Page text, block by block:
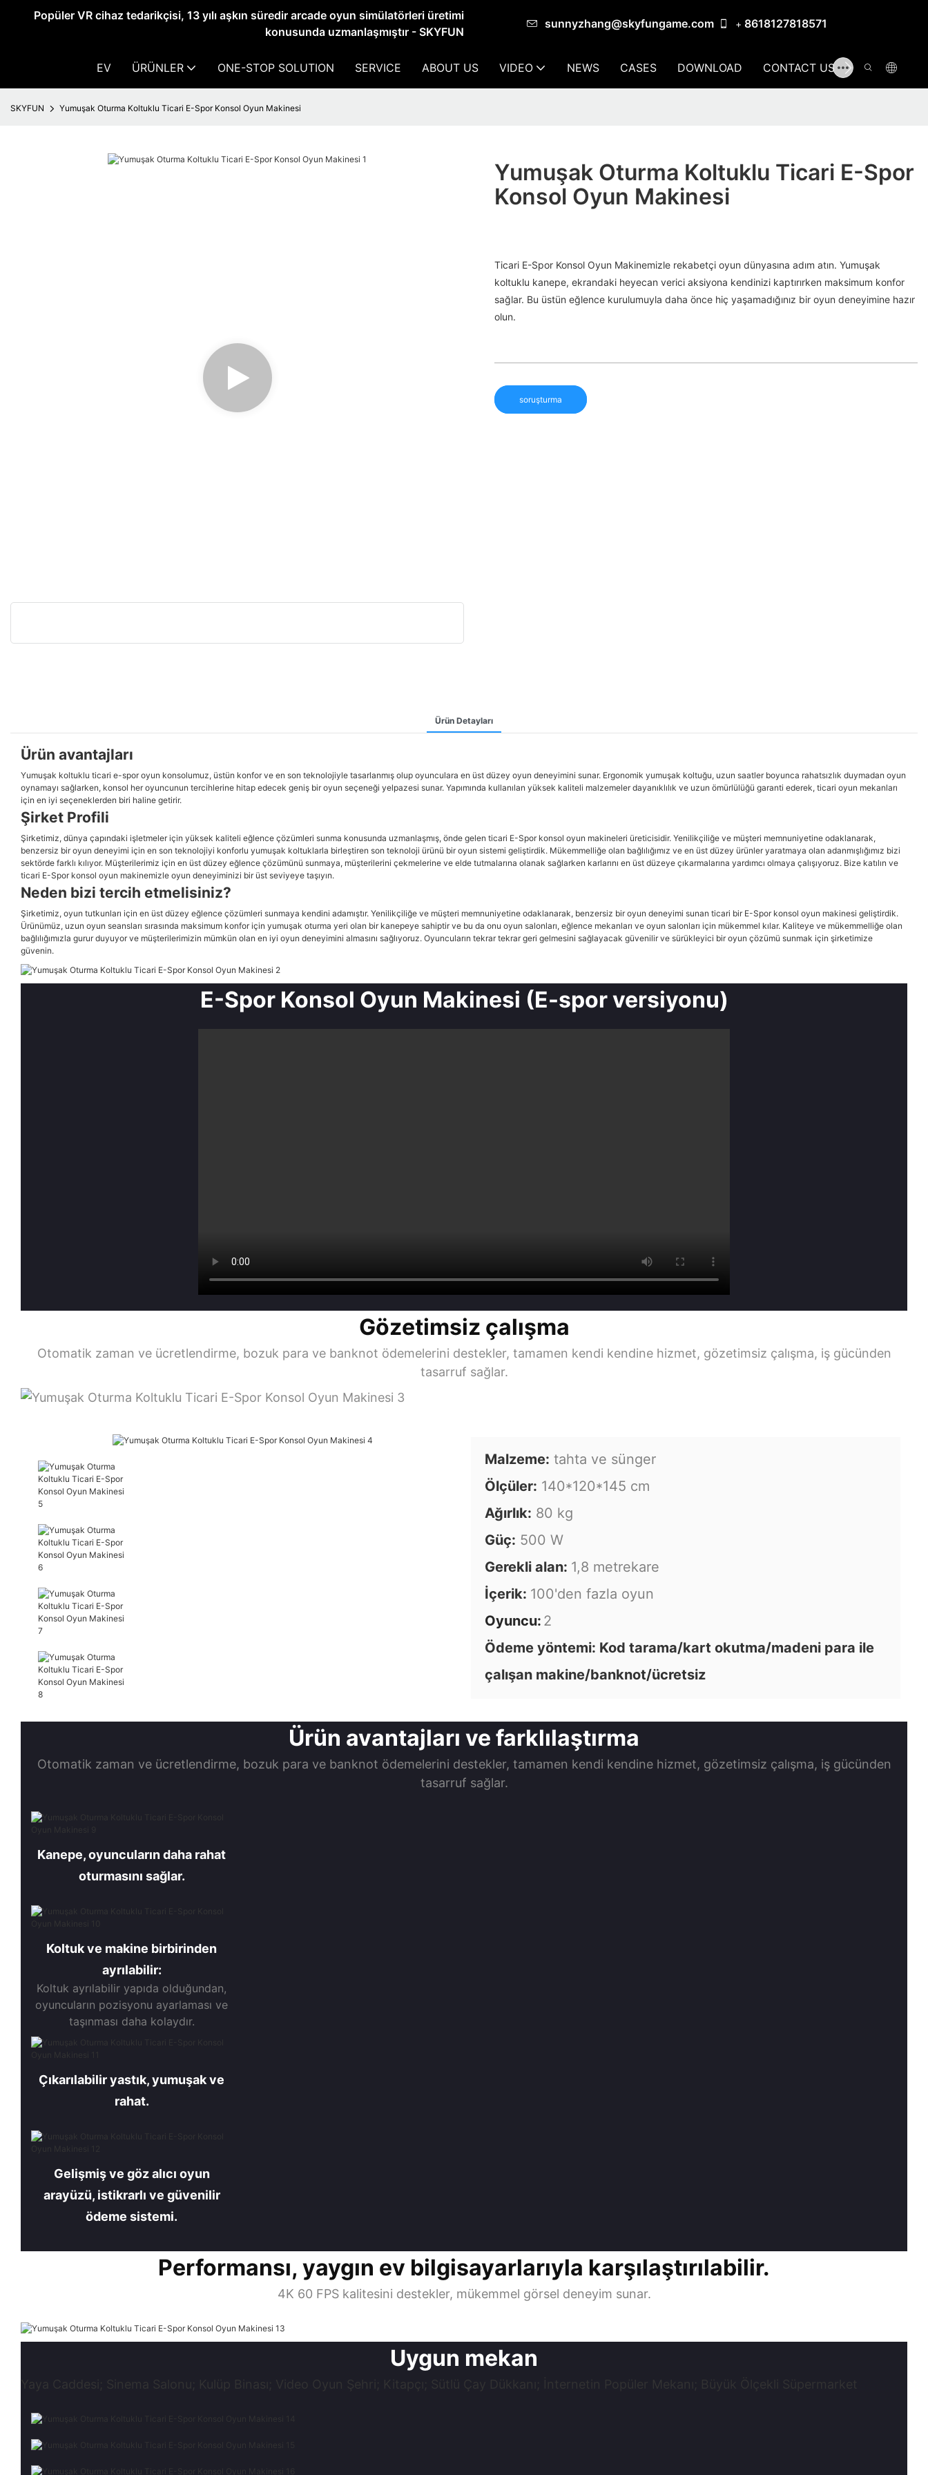
Popüler VR cihaz tedarikçisi, 13 yılı aşkın süredir arcade oyun simülatörleri üretimi
konusunda uzmanlaşmıştır - SKYFUN
sunnyzhang@skyfungame.com +8618127818571
EV ÜRÜNLER ONE-STOP SOLUTION SERVICE ABOUT US VIDEO NEWS CASES DOWNLOAD CONTACT US
SKYFUN Yumuşak Oturma Koltuklu Ticari E-Spor Konsol Oyun Makinesi
Yumuşak Oturma Koltuklu Ticari E-Spor
Konsol Oyun Makinesi
Ticari E-Spor Konsol Oyun Makinemizle rekabetçi oyun dünyasına adım atın. Yumuşak
koltuklu kanepe, ekrandaki heyecan verici aksiyona kendinizi kaptırırken maksimum konfor
sağlar. Bu üstün eğlence kurulumuyla daha önce hiç yaşamadığınız bir oyun deneyimine hazır
olun.
soruşturma
Ürün Detayları
Ürün avantajları
Yumuşak koltuklu ticari e-spor oyun konsolumuz, üstün konfor ve en son teknolojiyle tasarlanmış olup oyunculara en üst düzey oyun deneyimini sunar. Ergonomik yumuşak koltuğu, uzun saatler boyunca rahatsızlık duymadan oyun
oynamayı sağlarken, konsol her oyuncunun tercihlerine hitap edecek geniş bir oyun seçeneği yelpazesi sunar. Yapımında kullanılan yüksek kaliteli malzemeler dayanıklılık ve uzun ömürlülüğü garanti ederek, ticari oyun mekanları
için en iyi seçeneklerden biri haline getirir.
Şirket Profili
Şirketimiz, dünya çapındaki işletmeler için yüksek kaliteli eğlence çözümleri sunma konusunda uzmanlaşmış, önde gelen ticari E-Spor konsol oyun makineleri üreticisidir. Yenilikçiliğe ve müşteri memnuniyetine odaklanarak,
benzersiz bir oyun deneyimi için en son teknolojiyi konforlu yumuşak koltuklarla birleştiren son teknoloji ürünü bir oyun sistemi geliştirdik. Mükemmelliğe olan bağlılığımız ve en üst düzey ürünler yaratmaya olan adanmışlığımız bizi
sektörde farklı kılıyor. Müşterilerimiz için en üst düzey eğlence çözümünü sunmaya, müşterilerini çekmelerine ve elde tutmalarına olanak sağlarken karlarını en üst düzeye çıkarmalarına yardımcı olmaya çalışıyoruz. Bize katılın ve
ticari E-Spor konsol oyun makinemizle oyun deneyiminizi bir üst seviyeye taşıyın.
Neden bizi tercih etmelisiniz?
Şirketimiz, oyun tutkunları için en üst düzey eğlence çözümleri sunmaya kendini adamıştır. Yenilikçiliğe ve müşteri memnuniyetine odaklanarak, benzersiz bir oyun deneyimi sunan ticari bir E-Spor konsol oyun makinesi geliştirdik.
Ürünümüz, uzun oyun seansları sırasında maksimum konfor için yumuşak oturma yeri olan bir kanepeye sahiptir ve bu da onu oyun salonları, eğlence mekanları ve oyun salonları için mükemmel kılar. Kaliteye ve mükemmelliğe olan
bağlılığımızla gurur duyuyor ve müşterilerimizin mümkün olan en iyi oyun deneyimini almasını sağlıyoruz. Oyuncuların tekrar tekrar geri gelmesini sağlayacak güvenilir ve sürükleyici bir oyun çözümü sunmak için şirketimize
güvenin.
E-Spor Konsol Oyun Makinesi (E-spor versiyonu)
Gözetimsiz çalışma
Otomatik zaman ve ücretlendirme, bozuk para ve banknot ödemelerini destekler, tamamen kendi kendine hizmet, gözetimsiz çalışma, iş gücünden
tasarruf sağlar.
Malzeme: tahta ve sünger
Ölçüler: 140*120*145 cm
Ağırlık: 80 kg
Güç: 500 W
Gerekli alan: 1,8 metrekare
İçerik: 100'den fazla oyun
Oyuncu: 2
Ödeme yöntemi: Kod tarama/kart okutma/madeni para ile
çalışan makine/banknot/ücretsiz
Ürün avantajları ve farklılaştırma
Otomatik zaman ve ücretlendirme, bozuk para ve banknot ödemelerini destekler, tamamen kendi kendine hizmet, gözetimsiz çalışma, iş gücünden
tasarruf sağlar.
Kanepe, oyuncuların daha rahat
oturmasını sağlar.
Koltuk ve makine birbirinden
ayrılabilir:
Koltuk ayrılabilir yapıda olduğundan,
oyuncuların pozisyonu ayarlaması ve
taşınması daha kolaydır.
Çıkarılabilir yastık, yumuşak ve
rahat.
Gelişmiş ve göz alıcı oyun
arayüzü, istikrarlı ve güvenilir
ödeme sistemi.
Performansı, yaygın ev bilgisayarlarıyla karşılaştırılabilir.
4K 60 FPS kalitesini destekler, mükemmel görsel deneyim sunar.
Uygun mekan